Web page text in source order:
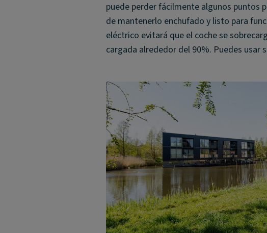
puede perder fácilmente algunos puntos
de mantenerlo enchufado y listo para
eléctrico evitará que el coche se
cargada alrededor del 90%. Puedes usar